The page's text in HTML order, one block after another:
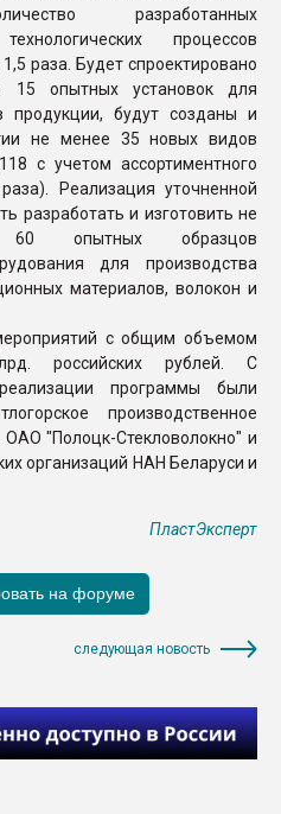
разработанных
процессов
раза. Будет спроектировано
15 опытных установок для
продукции, будут созданы и
не менее 35 новых видов
с учетом ассортиментного
Реализация уточненной
разработать и изготовить не
опытных образцов
для производства
материалов, волокон и
с общим объемом
российских рублей. С
программы были
производственное
"Полоцк-Стекловолокно" и
организаций НАН Беларуси и
ПластЭксперт
следующая новость